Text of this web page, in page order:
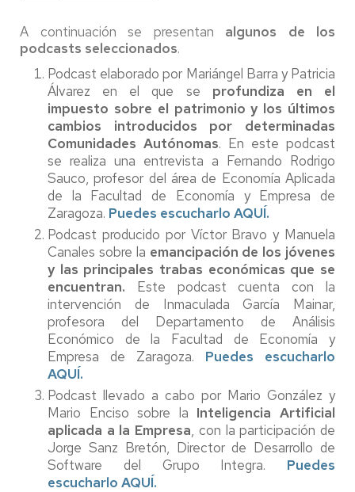
A continuación se presentan algunos de los
podcasts seleccionados.
Podcast elaborado por Mariángel Barra y Patricia
Álvarez en el que se profundiza en el
impuesto sobre el patrimonio y los últimos
cambios introducidos por determinadas
Comunidades Autónomas. En este podcast
se realiza una entrevista a Fernando Rodrigo
Sauco, profesor del área de Economía Aplicada
de la Facultad de Economía y Empresa de
Zaragoza. Puedes escucharlo AQUÍ.
Podcast producido por Víctor Bravo y Manuela
Canales sobre la emancipación de los jóvenes
y las principales trabas económicas que se
encuentran. Este podcast cuenta con la
intervención de Inmaculada García Mainar,
profesora del Departamento de Análisis
Económico de la Facultad de Economía y
Empresa de Zaragoza.
Puedes escucharlo
AQUÍ.
Podcast llevado a cabo por Mario González y
Mario Enciso sobre la Inteligencia Artificial
aplicada a la Empresa, con la participación de
Jorge Sanz Bretón, Director de Desarrollo de
Software del Grupo Integra. Puedes
escucharlo AQUÍ.